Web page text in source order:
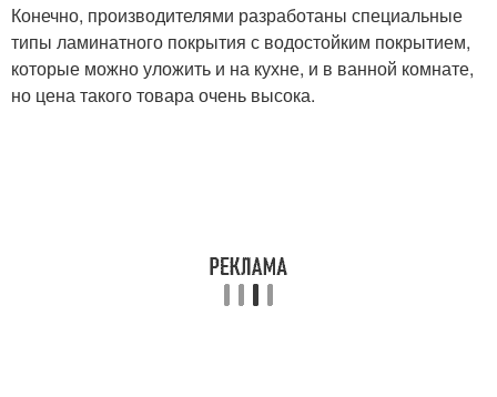
Конечно, производителями разработаны специальные
типы ламинатного покрытия с водостойким покрытием,
которые можно уложить и на кухне, и в ванной комнате,
но цена такого товара очень высока.